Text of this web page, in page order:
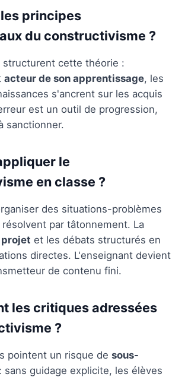
principes
du constructivisme ?
structurent cette théorie :
acteur de son apprentissage, les
s'ancrent sur les acquis
est un outil de progression,
sanctionner.
le
en classe ?
des situations-problèmes
par tâtonnement. La
et les débats structurés en
directes. L'enseignant devient
de contenu fini.
les critiques adressées
?
pointent un risque de sous-
: sans guidage explicite, les élèves